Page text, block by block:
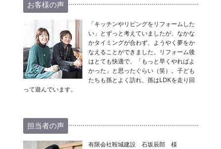
お客様の声
「キッチンやリビングをリフォームした
い」とずっと考えていましたが、なかな
かタイミングが合わず、ようやく夢をか
なえることができました。リフォーム後
はとても快適で、「もっと早くやればよ
かった」と思ったぐらい（笑）。子ども
たちも孫とよく訪れ、孫はLDKを走り回
って遊んでいます。
担当者の声
有限会社鞍城建設 石坂辰郎 様